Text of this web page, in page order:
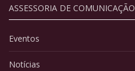
ASSESSORIA DE COMUNICAÇÃO
Eventos
Notícias